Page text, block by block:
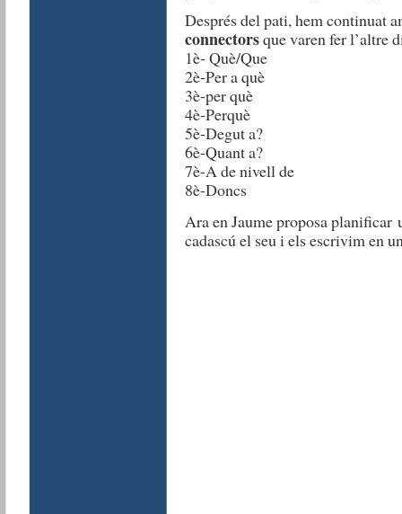
Després del pati, hem continuat
connectorsque varen fer l’altre
1è- Què/Que
2è-Per a què
3è-per què
4è-Perquè
5è-Degut a?
6è-Quant a?
7è-A de nivell de
8è-Doncs
Ara en Jaume proposa planificar
cadascú el seu i els escrivim en